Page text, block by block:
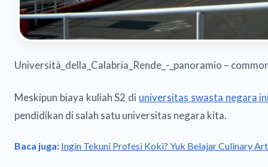
Università_della_Calabria_Rende_-_panoramio –
Meskipun biaya kuliah S2 di universitas swasta negara
pendidikan di salah satu universitas negara kita.
Baca juga: Ingin Tekuni Profesi Koki? Yuk Belajar Culinary